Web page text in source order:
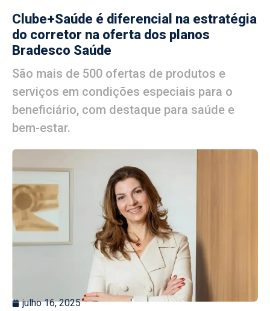
Clube+Saúde é diferencial na estratégia
do corretor na oferta dos planos
Bradesco Saúde
São mais de 500 ofertas de produtos e
serviços em condições especiais para o
beneficiário, com destaque para saúde e
bem-estar.
julho 16, 2025